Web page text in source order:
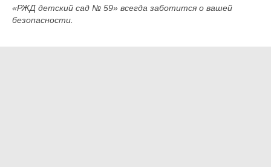
«РЖД детский сад № 59» всегда заботится о вашей
безопасности.